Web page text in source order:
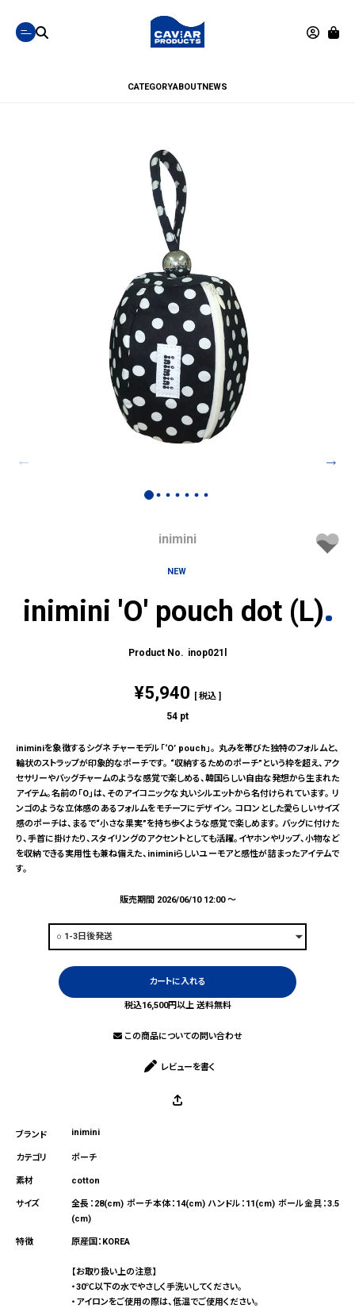
CATEGORYABOUTNEWS
inimini
NEW
inimini 'O' pouch dot (L)
inop021l
¥5,940 税込
54 pt
iniminiを象徴するシグネチャーモデル「‘O’ pouch」。 丸みを帯びた独特のフォルムと、
輪状のストラップが印象的なポーチです。 “収納するためのポーチ”という枠を超え、アク
セサリーやバッグチャームのような感覚で楽しめる、韓国らしい自由な発想から生まれた
アイテム。名前の「O」は、そのアイコニックな丸いシルエットから名付けられています。 リ
ンゴのような立体感のあるフォルムをモチーフにデザイン。 コロンとした愛らしいサイズ
感のポーチは、まるで“小さな果実”を持ち歩くような感覚で楽しめます。 バッグに付けた
り、手首に掛けたり、スタイリングのアクセントとしても活躍。イヤホンやリップ、小物など
を収納できる実用性も兼ね備えた、iniminiらしいユーモアと感性が詰まったアイテムで
す。
販売期間 2026/06/10 12:00〜
カートに入れる
税込16,500円以上 送料無料
この商品についての問い合わせ
レビューを書く
inimini
ポーチ
cotton
全長：28(cm) ポーチ本体：14(cm) ハンドル：11(cm) ボール金具：3.5
(cm)
原産国：KOREA
【お取り扱い上の注意】
・30℃以下の水でやさしく手洗いしてください。
・アイロンをご使用の際は、低温でご使用ください。